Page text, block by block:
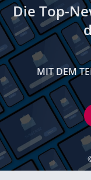
Die Top-
MIT DEM